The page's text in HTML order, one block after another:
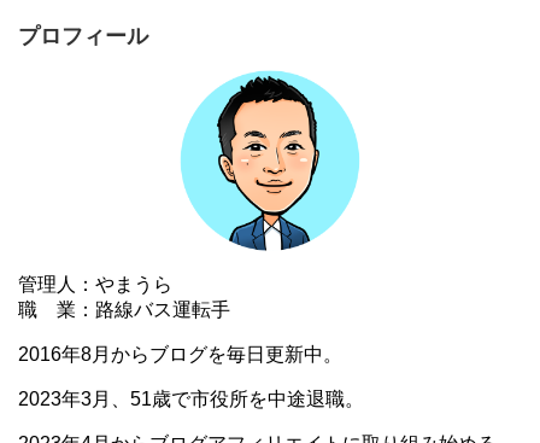
プロフィール
管理人：やまうら
職 業：路線バス運転手
2016年8月からブログを毎日更新中。
2023年3月、51歳で市役所を中途退職。